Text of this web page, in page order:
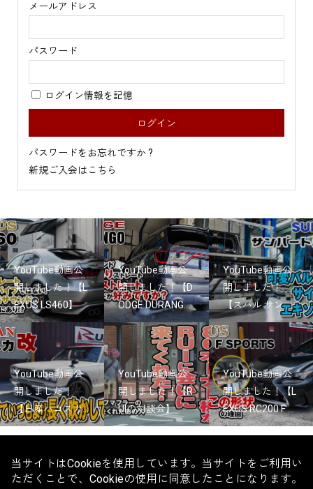
メールアドレス
パスワード
ログイン情報を記憶
パスワードをお忘れですか ?
新規ご入会はこちら
YouTube動画公
開しました！【L
EXUS LS460】
YouTube動画公
開しました！【D
ODGE DURANG...
YouTube動画公
開しました！
【スバル サン...
YouTube動画公
開しました！
【日産ハコスカ...
YouTube動画公
開しました！【R
UIの対談会】
YouTube動画公
開しました！【L
EXUS RC200 F ...